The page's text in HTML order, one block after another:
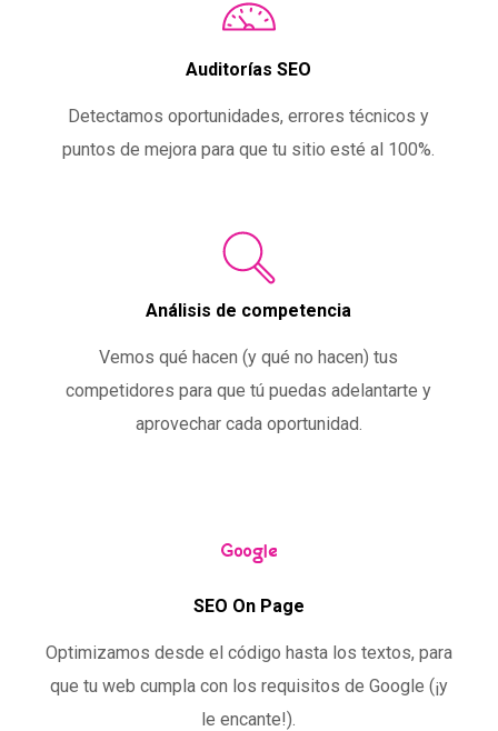
Auditorías SEO
Detectamos oportunidades, errores técnicos y
puntos de mejora para que tu sitio esté al 100%.
Análisis de competencia
Vemos qué hacen (y qué no hacen) tus
competidores para que tú puedas adelantarte y
aprovechar cada oportunidad.
SEO On Page
Optimizamos desde el código hasta los textos, para
que tu web cumpla con los requisitos de Google (¡y
le encante!).